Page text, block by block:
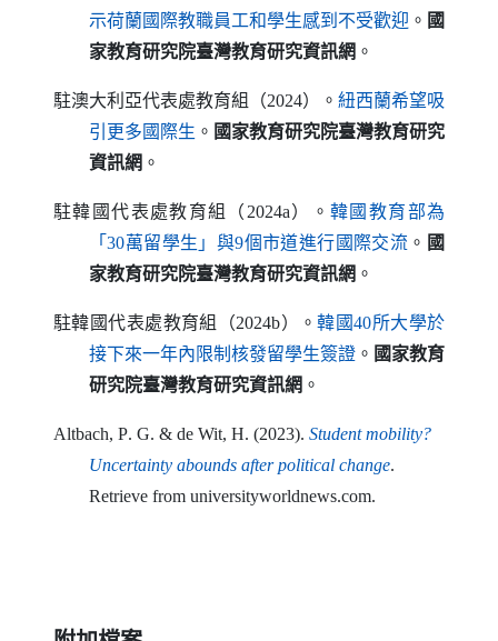
示荷蘭國際教職員工和學生感到不受歡迎（另開新視窗）
。 國
家教育研究院臺灣教育研究資訊網 。
駐澳大利亞代表處教育組（2024）。 紐西蘭希望吸
引更多國際生（另開新視窗）
。 國家教育研究院臺灣教育研究
資訊網 。
駐韓國代表處教育組（2024a）。韓國教育部為
「30萬留學生」與9個市道進行國際交流（另開新視窗）
。 國
家教育研究院臺灣教育研究資訊網 。
駐韓國代表處教育組（2024b）。韓國40所大學於
接下來一年內限制核發留學生簽證（另開新視窗）
。 國家教育
研究院臺灣教育研究資訊網 。
Altbach, P. G. & de Wit, H. (2023). Student mobility?
Uncertainty abounds after political change（另開新視窗）
.
Retrieve from universityworldnews.com.